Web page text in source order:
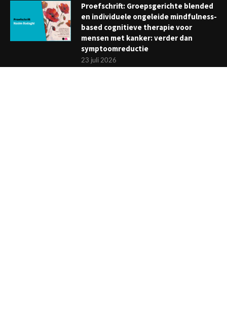
Proefschrift: Groepsgerichte blended
en individuele ongeleide mindfulness-
based cognitieve therapie voor
mensen met kanker: verder dan
symptoomreductie
23 juli 2026